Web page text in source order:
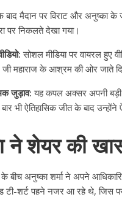
बाद मैदान पर विराट और अनुष्का
पर निकलते देखा गया।
सोशल मीडिया पर वायरल हुए
जी महाराज के आश्रम की ओर जाते
जुड़ाव:यह कपल अक्सर अपनी बड़ी
भी ऐतिहासिक जीत के बाद उन्होंने
ने शेयर की
बीच अनुष्का शर्मा ने अपने
टी-शर्ट पहने नजर आ रहे थे, जिस